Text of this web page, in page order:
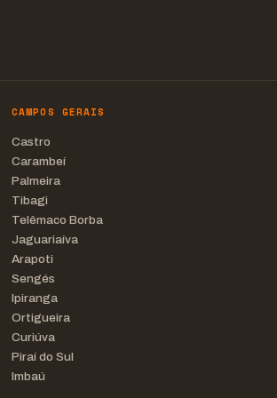
CAMPOS GERAIS
Castro
Carambeí
Palmeira
Tibagi
Telêmaco Borba
Jaguariaíva
Arapoti
Sengés
Ipiranga
Ortigueira
Curiúva
Piraí do Sul
Imbaú